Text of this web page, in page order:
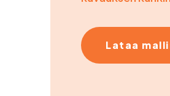
Lataa